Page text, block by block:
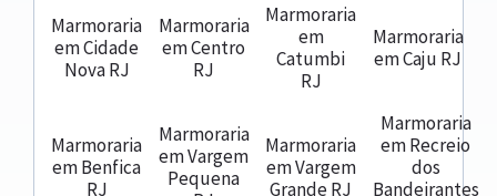
Marmoraria
em Cidade
Nova RJ
Marmoraria
em Centro
RJ
Marmoraria
em
Catumbi
RJ
Marmoraria
em Caju RJ
Marmoraria
em Benfica
RJ
Marmoraria
em Vargem
Pequena
Marmoraria
em Vargem
Grande RJ
Marmoraria
em Recreio
dos
Bandeirantes